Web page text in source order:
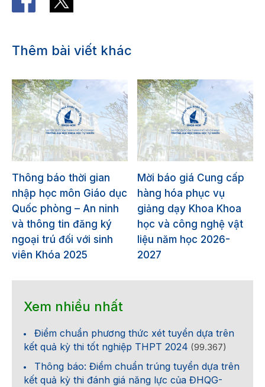
Thêm bài viết khác
Thông báo thời gian
nhập học môn Giáo dục
Quốc phòng – An ninh
và thông tin đăng ký
ngoại trú đối với sinh
viên Khóa 2025
Mời báo giá Cung cấp
hàng hóa phục vụ
giảng dạy Khoa Khoa
học và công nghệ vật
liệu năm học 2026-
2027
Xem nhiều nhất
Điểm chuẩn phương thức xét tuyển dựa trên
kết quả kỳ thi tốt nghiệp THPT 2024 (99.367)
Thông báo: Điểm chuẩn trúng tuyển dựa trên
kết quả kỳ thi đánh giá năng lực của ĐHQG-